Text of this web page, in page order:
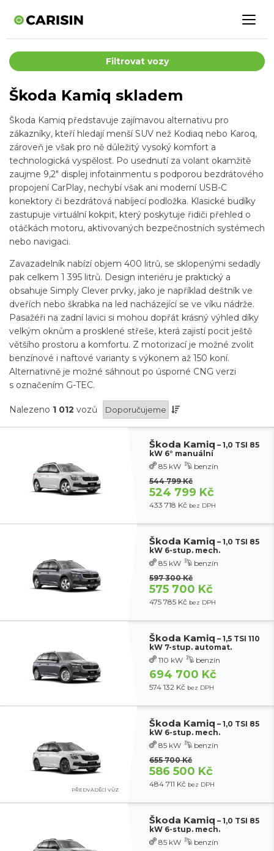
Filtrovat vozy
Škoda Kamiq skladem
Škoda Kamiq představuje zajímavou alternativu pro
zákazníky, kteří hledají menší SUV než Kodiaq nebo Karoq,
zároveň je však pro ně důležitý vysoký komfort a
technologická vyspělost. Po usednutí za volant okamžitě
zaujme 9,2" displej infotainmentu s podporou bezdrátového
propojení CarPlay, nechybí však ani moderní USB-C
konektory či bezdrátová nabíjecí podložka. Klasické budíky
zastupuje virtuální kokpit, který poskytuje řidiči přehled o
otáčkách motoru, aktivovaných bezpečnostních systémech
nebo navigaci.
Zavazadelník nabízí objem 400 litrů, se sklopenými sedadly
pak celkem 1 395 litrů. Design interiéru je praktický a
obsahuje Simply Clever prvky, jako je například deštník ve
dveřích nebo škrabka na led nacházející se ve víku nádrže.
Pasažéři na zadní lavici si mohou dopřát krásný výhled díky
velkým oknům a prosklené střeše, která zajistí pocit ještě
většího prostoru a komfortu. Z motorizací je možné zvolit
benzínové i naftové varianty s výkonem až 150 koní.
Alternativně je možné sáhnout po úsporné CNG verzi
s označením G-TEC.
Nalezeno 1 012 vozů
Škoda Kamiq – 1,0 TSI 85
kW 6° manuální
85 kW
benzín
544 799 Kč
524 799 Kč
433 718 Kč bez DPH
Škoda Kamiq – 1,0 TSI 85
kW 6-stup. mech.
85 kW
benzín
597 300 Kč
575 700 Kč
475 785 Kč bez DPH
Škoda Kamiq – 1,5 TSI 110
kW 7-stup. automat.
110 kW
benzín
694 700 Kč
574 132 Kč bez DPH
PŘEDVÁDĚCÍ VŮZ
Škoda Kamiq – 1,0 TSI 85
kW 6-stup. mech.
85 kW
benzín
655 700 Kč
586 500 Kč
484 711 Kč bez DPH
Škoda Kamiq – 1,0 TSI 85
kW 6-stup. mech.
85 kW
benzín